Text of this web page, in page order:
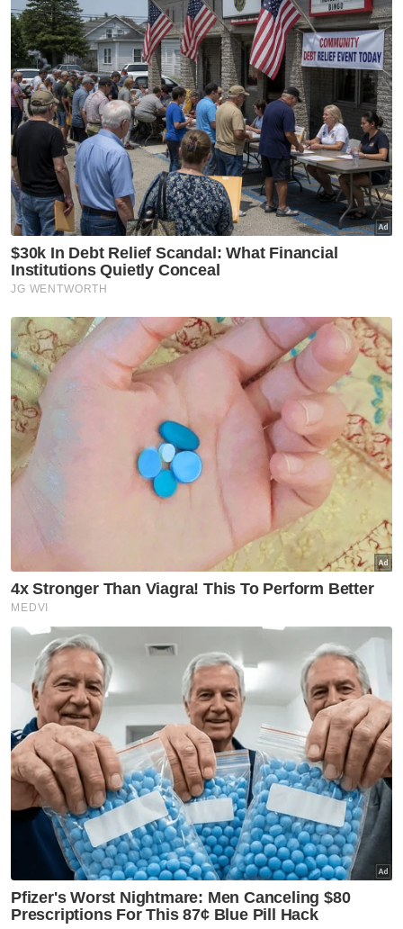
ASEAN 2026
Sukan
Aliff Rakib bertarung dengan
Prajanchai Oktober ini
Sukan
Penyokong Indonesia hentam
jurulatih Garuda